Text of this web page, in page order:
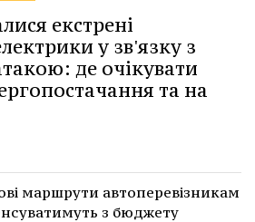
екстрені
у зв'язку з
де очікувати
та на
маршрути автоперевізникам
з бюджету